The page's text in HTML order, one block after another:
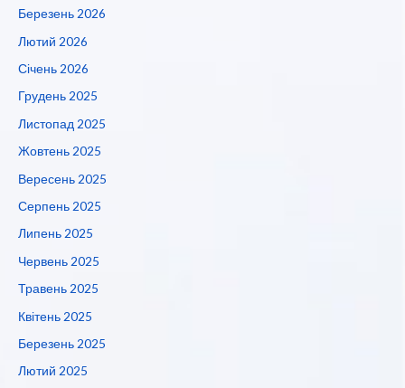
Березень 2026
Лютий 2026
Січень 2026
Грудень 2025
Листопад 2025
Жовтень 2025
Вересень 2025
Серпень 2025
Липень 2025
Червень 2025
Травень 2025
Квітень 2025
Березень 2025
Лютий 2025